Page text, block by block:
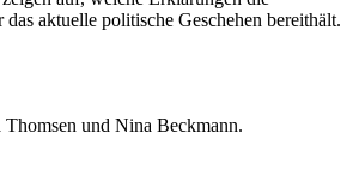
aktuelle politische Geschehen bereithält.
und Nina Beckmann.